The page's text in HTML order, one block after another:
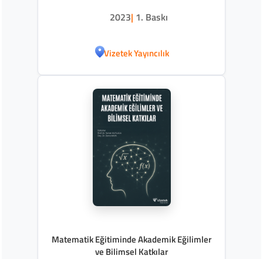
2023| 1. Baskı
Vizetek Yayıncılık
Matematik Eğitiminde Akademik Eğilimler
ve Bilimsel Katkılar